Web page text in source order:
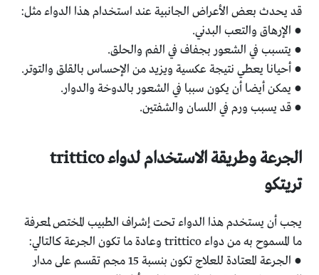
قد يحدث بعض الأعراض الجانبية عند استخدام هذا الدواء مثل:
● الإرهاق والتعب البدني.
● يتسبب في الشعور بجفاف في الفم والحلق.
● أحيانا يعطي نتيجة عكسية ويزيد من الإحساس بالقلق والتوتر.
● يمكن أيضا أن يكون سببا في الشعور بالدوخة والدوار.
● قد يسبب ورم في اللسان والشفتين.
الجرعة وطريقة الاستخدام لدواء trittico
تريتكو
يجب أن يستخدم هذا الدواء تحت إشراف الطبيب المختص لمعرفة
ما المسموح به من دواء trittico وعادة ما تكون الجرعة كالتالي:
● الجرعة المعتادة للعلاج تكون بنسبة 15 مجم تقسم على مدار